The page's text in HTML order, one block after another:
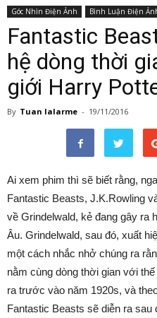
Góc Nhìn Điện Ảnh Bình Luận Điện
Fantastic
hệ dòng thời
giới Harry
By Tuan lalarme - 19/11/2016
Ai xem phim thì sẽ biết rằng,
Fantastic Beasts, J.K.Rowling
về Grindelwald, kẻ đang gây ra
Âu. Grindelwald, sau đó, xuất
một cách nhắc nhở chúng ra
nằm cùng dòng thời gian với
ra trước vào năm 1920s, và
Fantastic Beasts sẽ diễn ra sau